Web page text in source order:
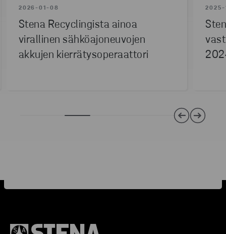
2026-01-08
Stena Recyclingista ainoa
virallinen sähköajoneuvojen
akkujen kierrätysoperaattori
2025-